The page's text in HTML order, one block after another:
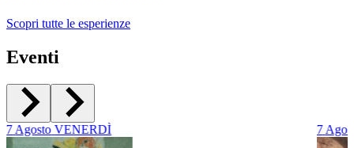
Scopri tutte le esperienze
Eventi
7Agosto VENERDÌ 7